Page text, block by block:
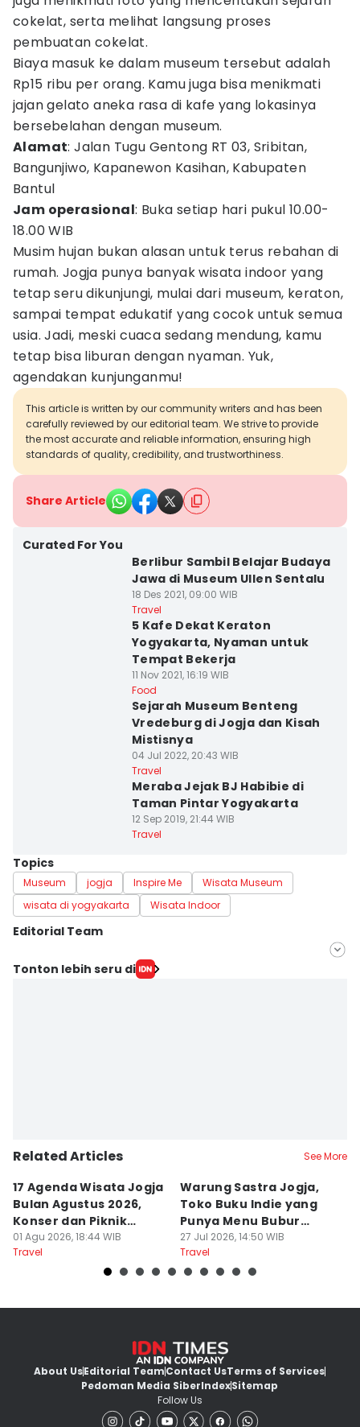
cokelat, serta melihat langsung proses
pembuatan cokelat.
Biaya masuk ke dalam museum tersebut adalah
Rp15 ribu per orang. Kamu juga bisa menikmati
jajan gelato aneka rasa di kafe yang lokasinya
bersebelahan dengan museum.
Alamat: Jalan Tugu Gentong RT 03, Sribitan,
Bangunjiwo, Kapanewon Kasihan, Kabupaten
Bantul
Jam operasional: Buka setiap hari pukul 10.00-
18.00 WIB
Musim hujan bukan alasan untuk terus rebahan di
rumah. Jogja punya banyak wisata indoor yang
tetap seru dikunjungi, mulai dari museum, keraton,
sampai tempat edukatif yang cocok untuk semua
usia. Jadi, meski cuaca sedang mendung, kamu
tetap bisa liburan dengan nyaman. Yuk,
agendakan kunjunganmu!
This article is written by our community writers and has been
carefully reviewed by our editorial team. We strive to provide
the most accurate and reliable information, ensuring high
standards of quality, credibility, and trustworthiness.
Share Article
Curated For You
Berlibur Sambil Belajar Budaya
Jawa di Museum Ullen Sentalu
18 Des 2021, 09:00 WIB
Travel
5 Kafe Dekat Keraton
Yogyakarta, Nyaman untuk
Tempat Bekerja
11 Nov 2021, 16:19 WIB
Food
Sejarah Museum Benteng
Vredeburg di Jogja dan Kisah
Mistisnya
04 Jul 2022, 20:43 WIB
Travel
Meraba Jejak BJ Habibie di
Taman Pintar Yogyakarta
12 Sep 2019, 21:44 WIB
Travel
Topics
Museum jogja Inspire Me
Wisata Museum
wisata di yogyakarta
Wisata Indoor
Editorial Team
Editor
Tonton lebih seru di
Related Articles See More
17 Agenda Wisata Jogja
Bulan Agustus 2026,
Konser dan Piknik
Literasi
01 Agu 2026, 18:44 WIB
Travel
Warung Sastra Jogja,
Toko Buku Indie yang
Punya Menu Bubur
Manado
27 Jul 2026, 14:50 WIB
Travel
About UsEditorial TeamContact UsTerms of Services
Pedoman Media SiberIndexSitemap
Follow Us